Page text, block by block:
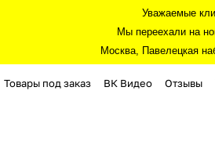
Уважаемые
Мы переехали на
Москва, Павелецкая
Товары под заказ ВК Видео Отзывы